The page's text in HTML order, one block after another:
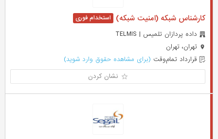
کارشناس شبکه (امنیت شبکه)
داده پردازان تلمیس | TELMIS
تهران، تهران
قرارداد تمام‌وقت (برای مشاهده حقوق وارد شوید)
نشان کردن